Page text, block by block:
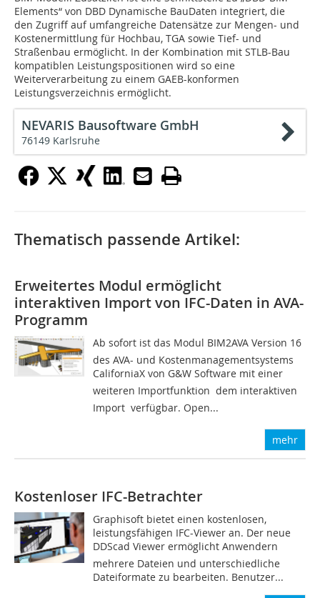
Elements“ von DBD Dynamische BauDaten integriert, die
den Zugriff auf umfangreiche Datensätze zur Mengen- und
Kostenermittlung für Hochbau, TGA sowie Tief- und
Straßenbau ermöglicht. In der Kombination mit STLB-Bau
kompatiblen Leistungspositionen wird so eine
Weiterverarbeitung zu einem GAEB-konformen
Leistungsverzeichnis ermöglicht.
NEVARIS Bausoftware GmbH
76149 Karlsruhe
Thematisch passende Artikel:
Erweitertes Modul ermöglicht
interaktiven Import von IFC-Daten in AVA-
Programm
Ab sofort ist das Modul BIM2AVA Version 16
des AVA- und Kostenmanagementsystems
CaliforniaX von G&W Software mit einer
weiteren Importfunktion  dem interaktiven
Import  verfügbar. Open...
mehr
Kostenloser IFC-Betrachter
Graphisoft bietet einen kostenlosen,
leistungsfähigen IFC-Viewer an. Der neue
DDScad Viewer ermöglicht Anwendern
mehrere Dateien und unterschiedliche
Dateiformate zu bearbeiten. Benutzer...